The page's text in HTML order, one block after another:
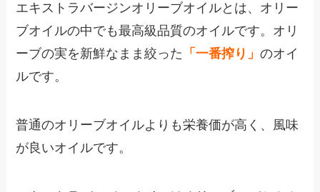
エキストラバージンオリーブオイルとは、オリー
ブオイルの中でも最高級品質のオイルです。オリ
ーブの実を新鮮なまま絞った 「一番搾り」のオイ
ルです。
普通のオリーブオイルよりも栄養価が高く、風味
が良いオイルです。